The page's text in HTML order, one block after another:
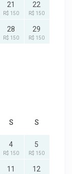
21
R$ 150
22
R$ 150
28
R$ 150
29
R$ 150
S S
4
R$ 150
5
R$ 150
11 12